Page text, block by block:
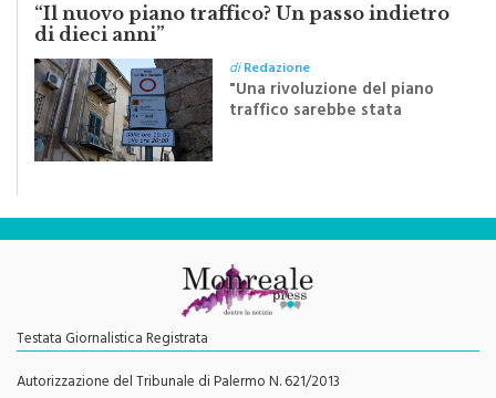
“Il nuovo piano traffico? Un passo indietro
di dieci anni”
diRedazione
"Una rivoluzione del piano
traffico sarebbe stata
Testata Giornalistica Registrata
Autorizzazione del Tribunale di Palermo N. 621/2013